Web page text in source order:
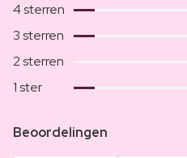
4 sterren
3 sterren
2 sterren
1 ster
Beoordelingen